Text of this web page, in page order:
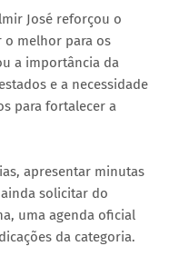
José reforçou o
o melhor para os
a importância da
e a necessidade
para fortalecer a
apresentar minutas
solicitar do
uma agenda oficial
da categoria.